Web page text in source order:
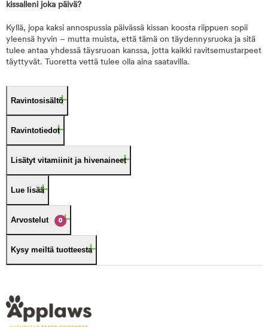
kissalleni joka päivä?
Kyllä, jopa kaksi annospussia päivässä kissan koosta riippuen sopii
yleensä hyvin – mutta muista, että tämä on täydennysruoka ja sitä
tulee antaa yhdessä täysruoan kanssa, jotta kaikki ravitsemustarpeet
täyttyvät. Tuoretta vettä tulee olla aina saatavilla.
Ravintosisältö
Ravintotiedot
Lisätyt vitamiinit ja hivenaineet
Lue lisää
Arvostelut 0
Kysy meiltä tuotteesta